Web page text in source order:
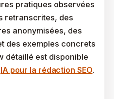
pratiques observées
retranscrites, des
anonymisées, des
des exemples concrets
détaillé est disponible
IA pour la rédaction SEO.